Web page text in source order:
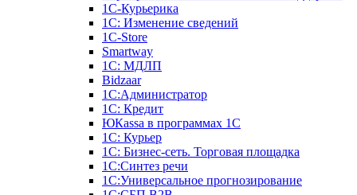
1С-Курьерика
1С: Изменение сведений
1C-Store
Smartway
1С: МДЛП
Bidzaar
1С:Администратор
1С: Кредит
ЮКаssа в программах 1С
1С: Курьер
1С: Бизнес-сеть. Торговая площадка
1С:Синтез речи
1С:Универсальное прогнозирование